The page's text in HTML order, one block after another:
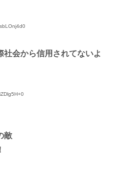
社会から信用されてないよ
敵